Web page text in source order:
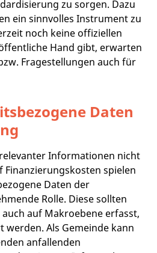
zu sorgen. Dazu
ein sinnvolles Instrument zu
noch keine offiziellen
Hand gibt, erwarten
Fragestellungen auch für
Daten
Informationen nicht
spielen
Daten der
Rolle. Diese sollten
auf Makroebene erfasst,
werden. Als Gemeinde kann
anfallenden